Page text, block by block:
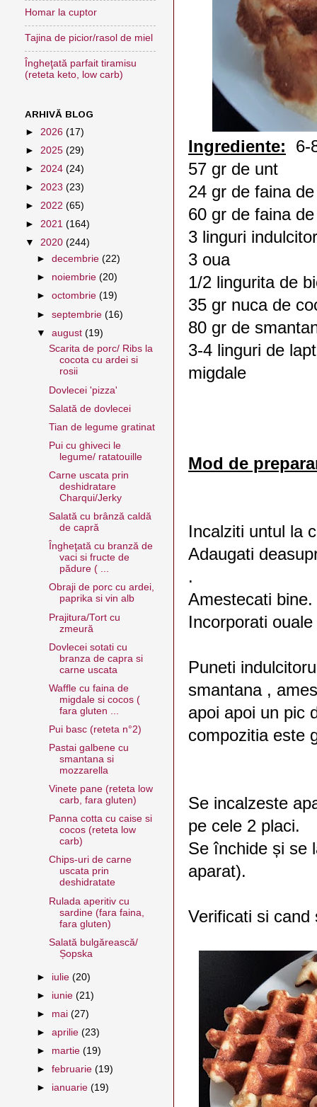
Ingrediente: 6-
57 gr de unt
24 gr de faina
60 gr de faina
3 linguri
3 oua
1/2 lingurita de
35 gr nuca de
80 gr de
3-4 linguri de
migdale
Mod de
Incalziti untul la
Adaugati
.
Amestecati bine.
Incorporati
Puneti
smantana ,
apoi apoi un pic
compozitia este
Se incalzeste
pe cele 2 placi.
Se închide și se
aparat).
Verificati si cand
Homar la cuptor
Tajina de picior/rasol de miel
Îngheţată parfait tiramisu
(reteta keto, low carb)
ARHIVĂ BLOG
► 2026 (17)
► 2025 (29)
► 2024 (24)
► 2023 (23)
► 2022 (65)
► 2021 (164)
▼ 2020 (244)
►decembrie(22)
► noiembrie(20)
►octombrie(19)
►septembrie(16)
▼august(19)
Scarita de porc/ Ribs la
cocota cu ardei si
rosii
Dovlecei 'pizza'
Salată de dovlecei
Tian de legume gratinat
Pui cu ghiveci le
legume/ ratatouille
Carne uscata prin
deshidratare
Charqui/Jerky
Salată cu brânză caldă
de capră
Îngheţată cu branză de
vaci si fructe de
pădure ( ...
Obraji de porc cu ardei,
paprika si vin alb
Prajitura/Tort cu
zmeură
Dovlecei sotati cu
branza de capra si
carne uscata
Waffle cu faina de
migdale si cocos (
fara gluten ...
Pui basc (reteta n°2)
Pastai galbene cu
smantana si
mozzarella
Vinete pane (reteta low
carb, fara gluten)
Panna cotta cu caise si
cocos (reteta low
carb)
Chips-uri de carne
uscata prin
deshidratate
Rulada aperitiv cu
sardine (fara faina,
fara gluten)
Salată bulgărească/
Șopska
► iulie(20)
► iunie(21)
► mai(27)
►aprilie(23)
► martie(19)
►februarie(19)
► ianuarie(19)